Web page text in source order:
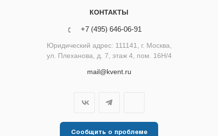
КОНТАКТЫ
+7 (495) 646-06-91
Юридический адрес: 111141, г. Москва,
ул. Плеханова, д. 7, этаж 4, пом. 16Н/4
mail@kvent.ru
Сообщить о проблеме